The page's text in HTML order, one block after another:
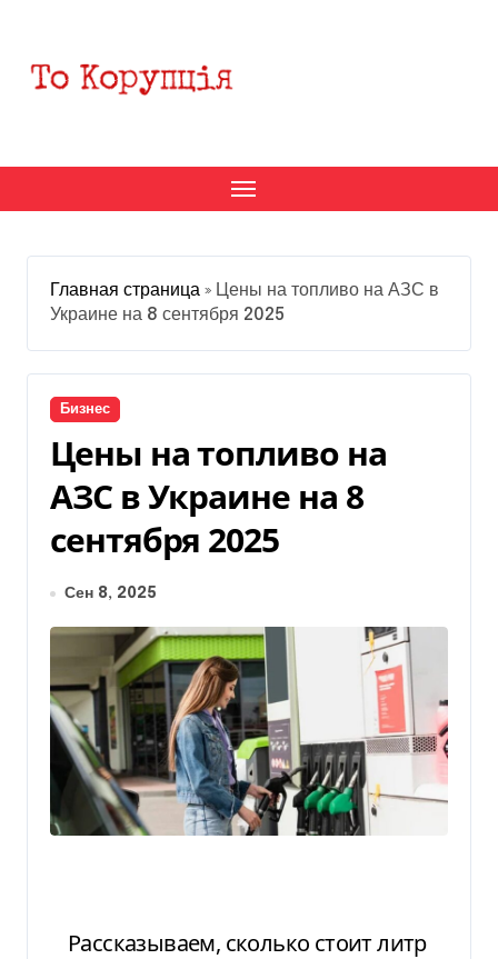
содержанию
Главная страница » Цены на топливо на АЗС в
Украине на 8 сентября 2025
Бизнес
Цены на топливо на
АЗС в Украине на 8
сентября 2025
Сен 8, 2025
Рассказываем, сколько стоит литр